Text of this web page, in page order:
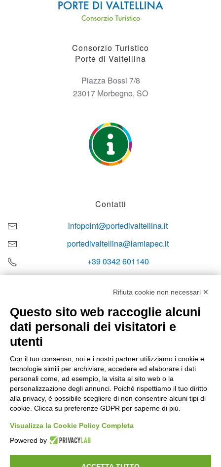
Consorzio Turistico
Porte di Valtellina
Piazza Bossi 7/8
23017 Morbegno, SO
Contatti
infopoint@portedivaltellina.it
portedivaltellina@lamiapec.it
+39 0342 601140
Orari di apertura
Sabato
08:00 – 12:10
Domenica e festivi
CHIUSO
Rifiuta cookie non necessari ✕
Questo sito web raccoglie alcuni
dati personali dei visitatori e
utenti
Con il tuo consenso, noi e i nostri partner utilizziamo i cookie e
tecnologie simili per archiviare, accedere ed elaborare i dati
personali come, ad esempio, la visita al sito web o la
personalizzazione degli annunci. Poiché rispettiamo il tuo diritto
alla privacy, è possibile scegliere di non consentire alcuni tipi di
cookie. Clicca su preferenze GDPR per saperne di più.
Visualizza la Cookie Policy Completa
Powered by